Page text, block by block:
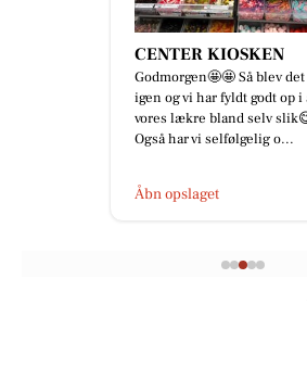
CENTER KIOSKEN
Godmorgen🤩🤩 Så blev
igen og vi har fyldt godt op i
vores lækre bland selv
Også har vi selfølgelig o...
Åbn opslaget